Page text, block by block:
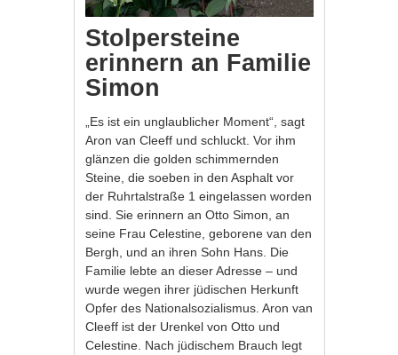
Stolpersteine
erinnern an Familie
Simon
„Es ist ein unglaublicher Moment“, sagt
Aron van Cleeff und schluckt. Vor ihm
glänzen die golden schimmernden
Steine, die soeben in den Asphalt vor
der Ruhrtalstraße 1 eingelassen worden
sind. Sie erinnern an Otto Simon, an
seine Frau Celestine, geborene van den
Bergh, und an ihren Sohn Hans. Die
Familie lebte an dieser Adresse – und
wurde wegen ihrer jüdischen Herkunft
Opfer des Nationalsozialismus. Aron van
Cleeff ist der Urenkel von Otto und
Celestine. Nach jüdischem Brauch legt